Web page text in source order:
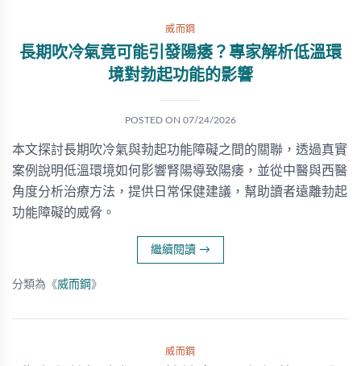
威而鋼
長期吹冷氣竟可能引發陽痿？專家解析低溫環
境對勃起功能的影響
POSTED ON 07/24/2026
本文探討長期吹冷氣與勃起功能障礙之間的關聯，透過真實
案例說明低溫環境如何影響腎陽導致陽痿，並從中醫與西醫
角度分析治療方法，提供日常保健建議，幫助讀者遠離勃起
功能障礙的威脅。
繼續閱讀 →
分類為《威而鋼 》
威而鋼